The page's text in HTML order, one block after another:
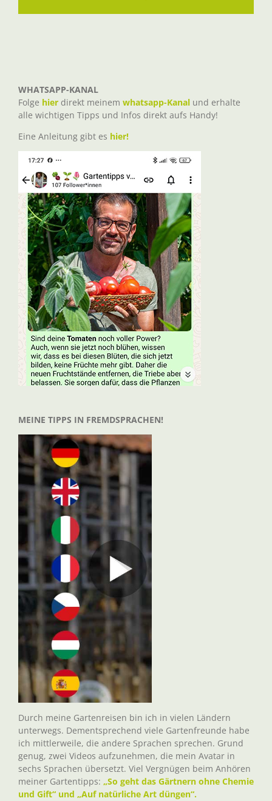
WHATSAPP-KANAL
Folge hier direkt meinem whatsapp-Kanal und erhalte
alle wichtigen Tipps und Infos direkt aufs Handy!
Eine Anleitung gibt es hier!
MEINE TIPPS IN FREMDSPRACHEN!
Durch meine Gartenreisen bin ich in vielen Ländern
unterwegs. Dementsprechend viele Gartenfreunde habe
ich mittlerweile, die andere Sprachen sprechen. Grund
genug, zwei Videos aufzunehmen, die mein Avatar in
sechs Sprachen übersetzt. Viel Vergnügen beim Anhören
meiner Gartentipps: „So geht das Gärtnern ohne Chemie
und Gift“ und „Auf natürliche Art düngen“.